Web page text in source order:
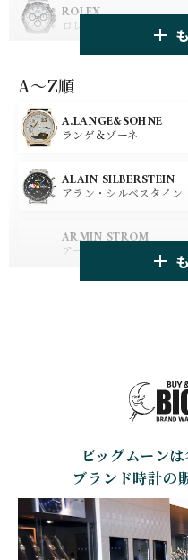
ROLEX
ロレックス
パネライ
OMEGA
オメガ
BLANCPAIN
ブランパン
HUBLOT
ウブロ
BELL＆ROSS
CARTIER
カルティエ
CHOPARD
ショパール
A〜Z順
A.LANGE&SOHNE
ランゲ＆ゾーネ
ALAIN SILBERSTEIN
アラン・シルベスタイン
ARMIN STROM
アーミン・シュトローム
BAMFORD LONDON
バンフォード・ロンドン
BEAUBLEU
ボーブルー
BLANCPAIN
ブランパン
ビッグムーン
ブランド時計の